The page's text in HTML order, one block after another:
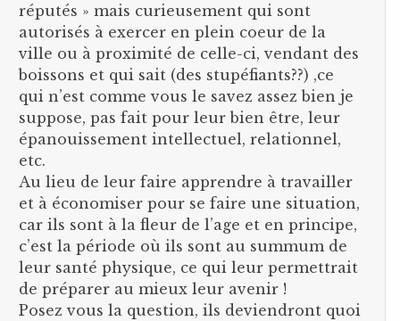
réputés » mais curieusement qui sont
autorisés à exercer en plein coeur de la
ville ou à proximité de celle-ci, vendant des
boissons et qui sait (des stupéfiants??) ,ce
qui n’est comme vous le savez assez bien je
suppose, pas fait pour leur bien être, leur
épanouissement intellectuel, relationnel,
etc.
Au lieu de leur faire apprendre à travailler
et à économiser pour se faire une situation,
car ils sont à la fleur de l’age et en principe,
c’est la période où ils sont au summum de
leur santé physique, ce qui leur permettrait
de préparer au mieux leur avenir !
Posez vous la question, ils deviendront quoi